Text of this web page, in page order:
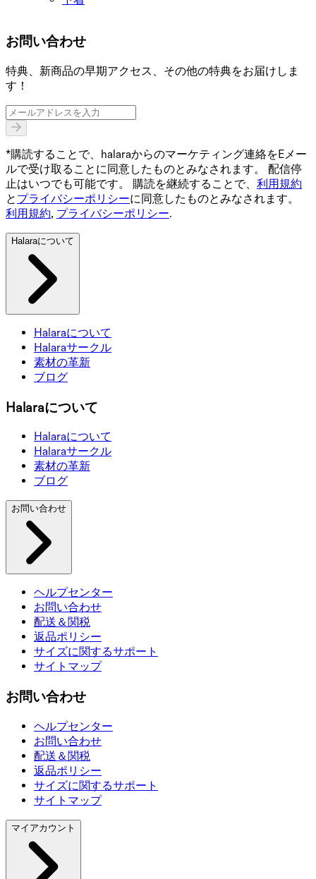
お問い合わせ
特典、新商品の早期アクセス、その他の特典をお届けしま
す！
*購読することで、halaraからのマーケティング連絡をEメー
ルで受け取ることに同意したものとみなされます。 配信停
止はいつでも可能です。 購読を継続することで、 利用規約
と プライバシーポリシーに同意したものとみなされます。
利用規約, プライバシーポリシー.
Halaraについて
Halaraについて
Halaraサークル
素材の革新
ブログ
Halaraについて
Halaraについて
Halaraサークル
素材の革新
ブログ
お問い合わせ
ヘルプセンター
お問い合わせ
配送＆関税
返品ポリシー
サイズに関するサポート
サイトマップ
お問い合わせ
ヘルプセンター
お問い合わせ
配送＆関税
返品ポリシー
サイズに関するサポート
サイトマップ
マイアカウント